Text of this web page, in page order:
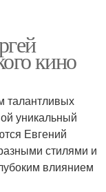
кино
талантливых
уникальный
Евгений
стилями и
влиянием